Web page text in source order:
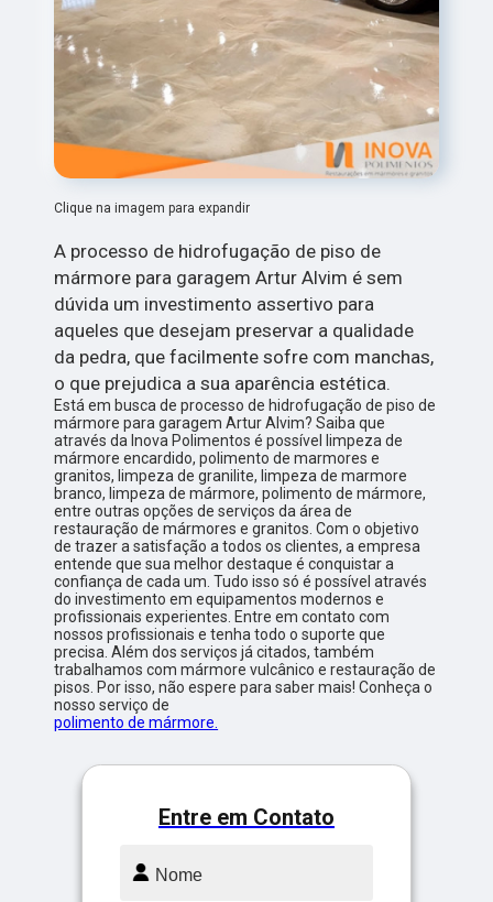
Clique na imagem para expandir
A processo de hidrofugação de piso de
mármore para garagem Artur Alvim é sem
dúvida um investimento assertivo para
aqueles que desejam preservar a qualidade
da pedra, que facilmente sofre com manchas,
o que prejudica a sua aparência estética.
Está em busca de processo de hidrofugação de piso de
mármore para garagem Artur Alvim? Saiba que
através da Inova Polimentos é possível limpeza de
mármore encardido, polimento de marmores e
granitos, limpeza de granilite, limpeza de marmore
branco, limpeza de mármore, polimento de mármore,
entre outras opções de serviços da área de
restauração de mármores e granitos. Com o objetivo
de trazer a satisfação a todos os clientes, a empresa
entende que sua melhor destaque é conquistar a
confiança de cada um. Tudo isso só é possível através
do investimento em equipamentos modernos e
profissionais experientes. Entre em contato com
nossos profissionais e tenha todo o suporte que
precisa. Além dos serviços já citados, também
trabalhamos com mármore vulcânico e restauração de
pisos. Por isso, não espere para saber mais! Conheça o
nosso serviço de
polimento de mármore.
Entre em Contato